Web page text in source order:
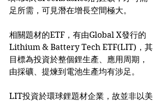
足所需，可見潛在增長空間極大。
相關題材的ETF，有由Global X發行的
Lithium & Battery Tech ETF(LIT)，其
目標為投資於整個鋰生產、應用周期，
由採礦、提煉到電池生產均有涉足。
LIT投資於環球鋰題材企業，故並非以美